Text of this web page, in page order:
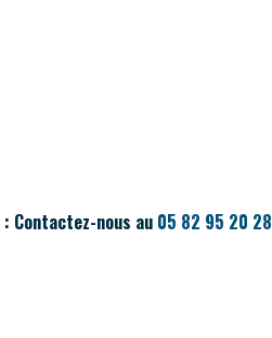
Contactez-nous au 05 82 95 20 28